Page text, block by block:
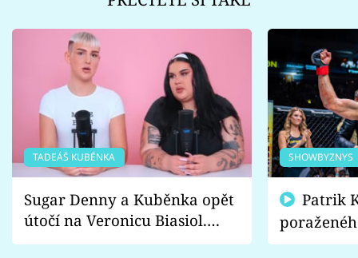
TADEÁŠ KUBĚNKA
Sugar Denny a Kuběnka opět
útočí na Veronicu Biasiol.
Proč je podle nich falešná a
SHOWBYZNYS
fanoušci